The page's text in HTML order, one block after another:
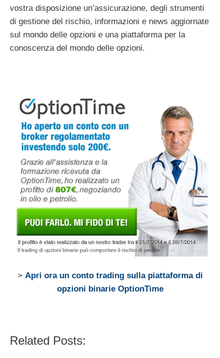
vostra disposizione un’assicurazione, degli strumenti
di gestione del rischio, informazioni e news aggiornate
sul mondo delle opzioni e una piattaforma per la
conoscenza del mondo delle opzioni.
> Apri ora un conto trading sulla piattaforma di
opzioni binarie OptionTime
Related Posts: